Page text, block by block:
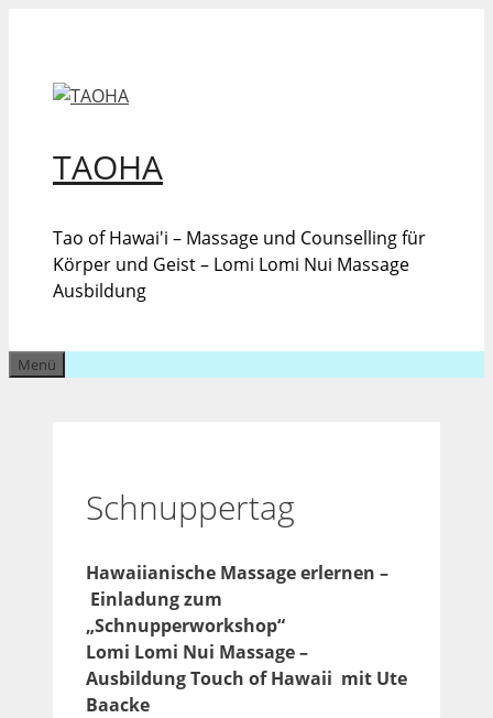
TAOHA
Tao of Hawai'i – Massage und Counselling für
Körper und Geist – Lomi Lomi Nui Massage
Ausbildung
Menü
Schnuppertag
Hawaiianische Massage erlernen –
Einladung zum
„Schnupperworkshop“
Lomi Lomi Nui Massage –
Ausbildung Touch of Hawaii mit Ute
Baacke